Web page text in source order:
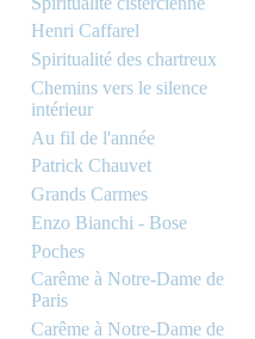
Henri Caffarel
Spiritualité des chartreux
Chemins vers le silence
intérieur
Au fil de l'année
Patrick Chauvet
Grands Carmes
Enzo Bianchi - Bose
Poches
Carême à Notre-Dame de
Paris
Carême à Notre-Dame de